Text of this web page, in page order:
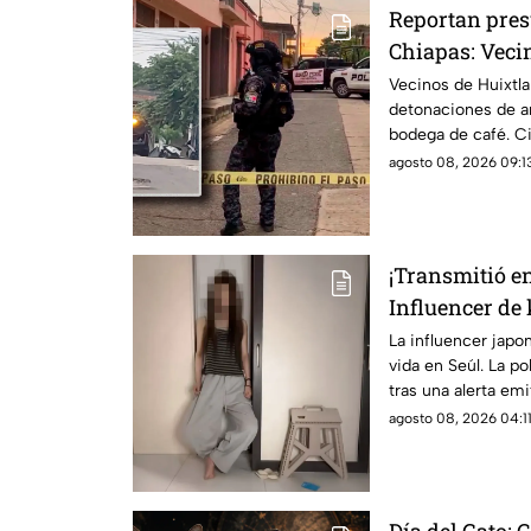
Reportan
Chiapas:
detonaciones
Vecinos de
detonaciones de
bodega de café.
sociales;
agosto 08, 2026
¡Transmitió
Influencer de
en su
La influencer
vida en Seúl. La
tras una alerta
vivo.
agosto 08, 2026